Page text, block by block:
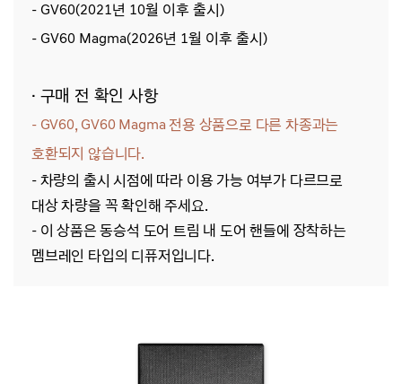
- GV60(2021년 10월 이후 출시)
- GV60 Magma(2026년 1월 이후 출시)
· 구매 전 확인 사항
- GV60, GV60 Magma 전용 상품으로 다른 차종과는
호환되지 않습니다.
- 차량의 출시 시점에 따라 이용 가능 여부가 다르므로
대상 차량을 꼭 확인해 주세요.
- 이 상품은 동승석 도어 트림 내 도어 핸들에 장착하는
멤브레인 타입의 디퓨저입니다.